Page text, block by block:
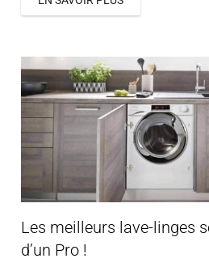
Les meilleurs lave-linges
d’un Pro !